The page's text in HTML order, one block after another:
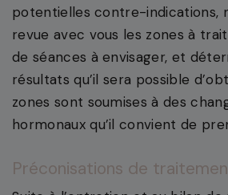
potentielles contre-indications,
revue avec vous les zones à
de séances à envisager, et
résultats qu’il sera possible
zones sont soumises à des
hormonaux qu’il convient de
Préconisations de